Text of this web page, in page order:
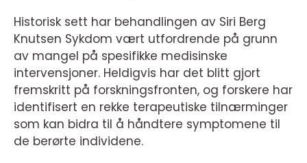
Historisk sett har behandlingen av Siri Berg
Knutsen Sykdom vært utfordrende på grunn
av mangel på spesifikke medisinske
intervensjoner. Heldigvis har det blitt gjort
fremskritt på forskningsfronten, og forskere har
identifisert en rekke terapeutiske tilnærminger
som kan bidra til å håndtere symptomene til
de berørte individene.